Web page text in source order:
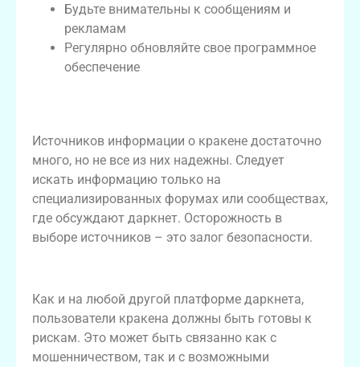
Будьте внимательны к сообщениям и
рекламам
Регулярно обновляйте свое программное
обеспечение
Источников информации о кракене достаточно
много, но не все из них надежны. Следует
искать информацию только на
специализированных форумах или сообществах,
где обсуждают даркнет. Осторожность в
выборе источников – это залог безопасности.
Как и на любой другой платформе даркнета,
пользователи кракена должны быть готовы к
рискам. Это может быть связанно как с
мошенничеством, так и с возможными